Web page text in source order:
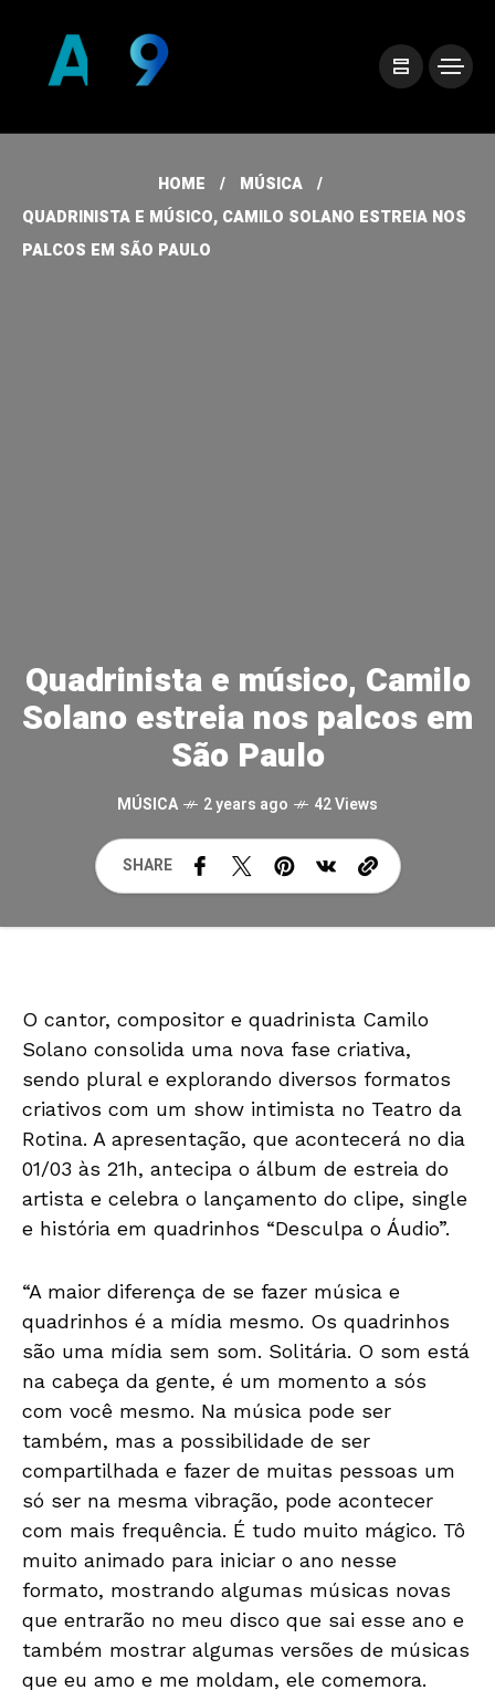
HOME
MÚSICA
QUADRINISTA E MÚSICO, CAMILO SOLANO ESTREIA NOS
PALCOS EM SÃO PAULO
Quadrinista e músico, Camilo
Solano estreia nos palcos em
São Paulo
MÚSICA 2 years ago 42 Views
SHARE
O cantor, compositor e quadrinista Camilo
Solano consolida uma nova fase criativa,
sendo plural e explorando diversos formatos
criativos com um show intimista no Teatro da
Rotina. A apresentação, que acontecerá no dia
01/03 às 21h, antecipa o álbum de estreia do
artista e celebra o lançamento do clipe, single
e história em quadrinhos “Desculpa o Áudio”.
“A maior diferença de se fazer música e
quadrinhos é a mídia mesmo. Os quadrinhos
são uma mídia sem som. Solitária. O som está
na cabeça da gente, é um momento a sós
com você mesmo. Na música pode ser
também, mas a possibilidade de ser
compartilhada e fazer de muitas pessoas um
só ser na mesma vibração, pode acontecer
com mais frequência. É tudo muito mágico. Tô
muito animado para iniciar o ano nesse
formato, mostrando algumas músicas novas
que entrarão no meu disco que sai esse ano e
também mostrar algumas versões de músicas
que eu amo e me moldam, ele comemora.